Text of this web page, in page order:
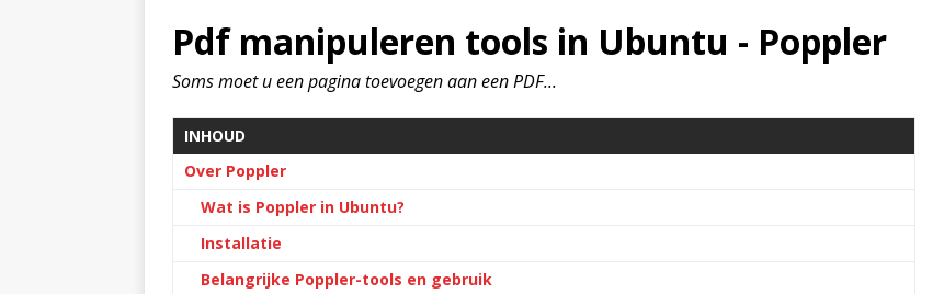
Pdf manipuleren tools in Ubuntu - Poppler
Soms moet u een pagina toevoegen aan een PDF...
INHOUD
Over Poppler
Wat is Poppler in Ubuntu?
Installatie
Belangrijke Poppler-tools en gebruik